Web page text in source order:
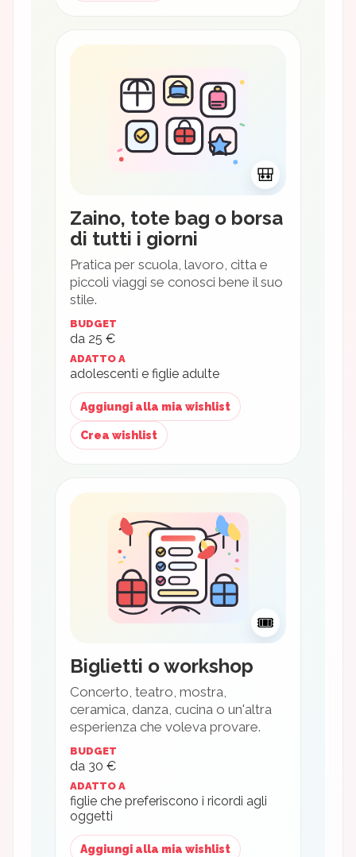
🎒
Zaino, tote bag o borsa
di tutti i giorni
Pratica per scuola, lavoro, citta e
piccoli viaggi se conosci bene il suo
stile.
BUDGET
da 25 €
ADATTO A
adolescenti e figlie adulte
Aggiungi alla mia wishlist
Crea wishlist
🎟
Biglietti o workshop
Concerto, teatro, mostra,
ceramica, danza, cucina o un'altra
esperienza che voleva provare.
BUDGET
da 30 €
ADATTO A
figlie che preferiscono i ricordi agli
oggetti
Aggiungi alla mia wishlist